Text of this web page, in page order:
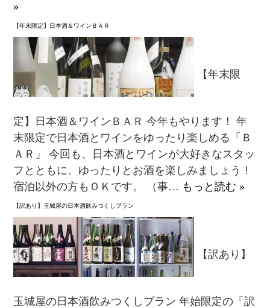
»
【年末限定】日本酒＆ワインＢＡＲ
【年末限
定】日本酒＆ワインＢＡＲ 今年もやります！ 年
末限定で日本酒とワインをゆったり楽しめる「Ｂ
ＡＲ」 今回も、日本酒とワインが大好きなスタッ
フとともに、ゆったりとお酒を楽しみましょう！
宿泊以外の方もＯＫです。 （事… もっと読む »
【訳あり】玉城屋の日本酒飲みつくしプラン
【訳あり】
玉城屋の日本酒飲みつくしプラン 年始限定の「訳